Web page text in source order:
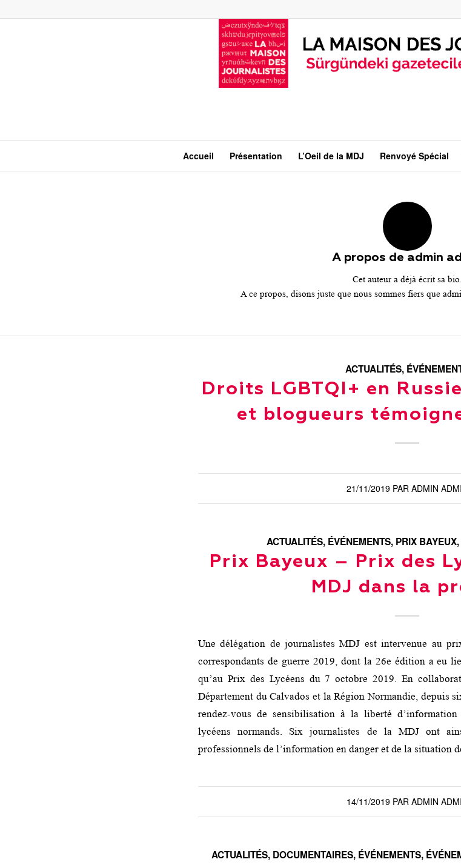
Accueil Présentation L’Oeil de la MDJ Renvoyé Spécial
A propos de admin
Cet auteur a déjà écrit sa bio.
A ce propos, disons juste que nous sommes fiers que
ACTUALITÉS,
Droits LGBTQI+ en
et blogueurs
21/11/2019 PAR ADMIN
ACTUALITÉS, ÉVÉNEMENTS, PRIX BAYEUX,
Prix Bayeux – Prix des
MDJ dans la
Une délégation de journalistes MDJ est intervenue au
correspondants de guerre 2019, dont la 26e édition a eu
qu’au Prix des Lycéens du 7 octobre 2019. En
Département du Calvados et la Région Normandie, depuis
rendez-vous de sensibilisation à la liberté d’information
lycéens normands. Six journalistes de la MDJ ont
professionnels de l’information en danger et de la situation
14/11/2019 PAR ADMIN
ACTUALITÉS, DOCUMENTAIRES, ÉVÉNEMENTS,